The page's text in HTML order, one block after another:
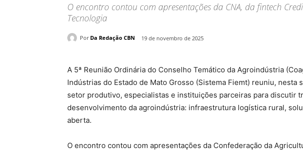
O encontro contou com apresentações da CNA, da fintech
Tecnologia
Por Da Redação CBN 19 de novembro de 2025
A 5ª Reunião Ordinária do Conselho Temático da Agroindústria
Indústrias do Estado de Mato Grosso (Sistema Fiemt) reuniu, nesta
setor produtivo, especialistas e instituições parceiras para discutir
desenvolvimento da agroindústria: infraestrutura logística rural,
aberta.
O encontro contou com apresentações da Confederação da